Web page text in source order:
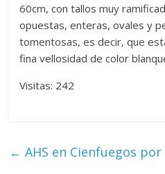
60cm, con tallos muy
opuestas, enteras, ovales y
tomentosas, es decir, que
fina vellosidad de color
Visitas: 242
← AHS en Cienfuegos